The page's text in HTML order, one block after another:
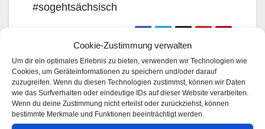
Cookie-Zustimmung verwalten
Um dir ein optimales Erlebnis zu bieten, verwenden wir Technologien wie
Cookies, um Geräteinformationen zu speichern und/oder darauf
zuzugreifen. Wenn du diesen Technologien zustimmst, können wir Daten
wie das Surfverhalten oder eindeutige IDs auf dieser Website verarbeiten.
Wenn du deine Zustimmung nicht erteilst oder zurückziehst, können
bestimmte Merkmale und Funktionen beeinträchtigt werden.
#sogehtsächsisch
10.10.2025 ***Merkur stellt sich vor –
unsere Mannschaften 2025/2026***
Adorf wieder in Torlaune: Starker Auftritt
beim 4:1 in Lauterbach